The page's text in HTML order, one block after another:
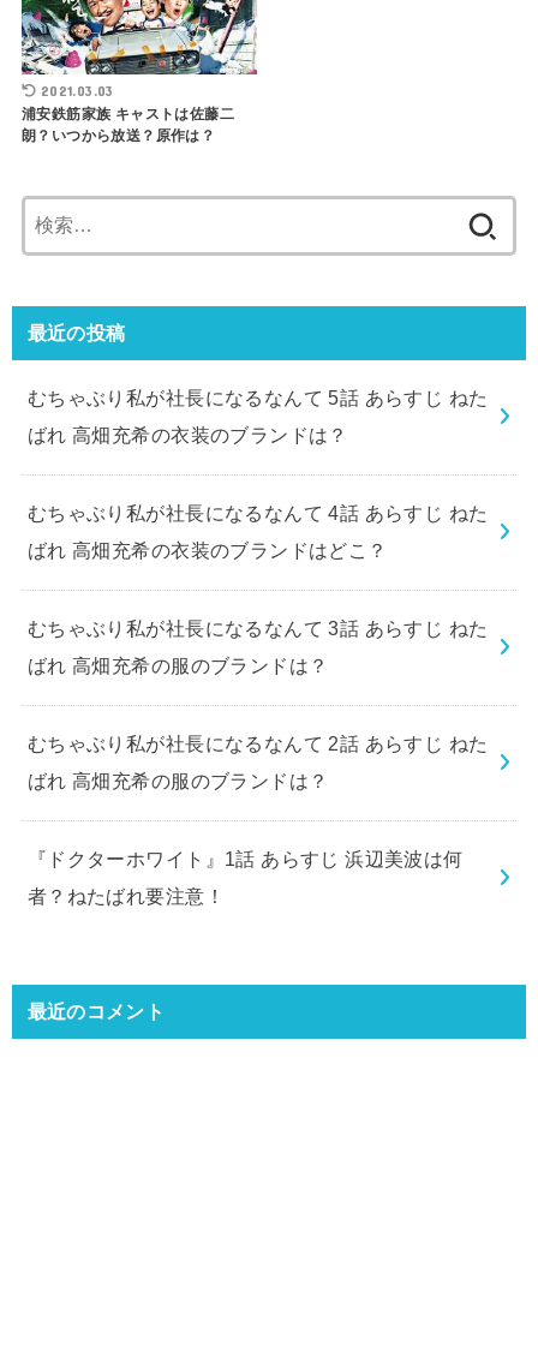
2021.03.03
浦安鉄筋家族 キャストは佐藤二
朗？いつから放送？原作は？
索:
最近の投稿
むちゃぶり私が社長になるなんて 5話 あらすじ ねた
ばれ 高畑充希の衣装のブランドは？
むちゃぶり私が社長になるなんて 4話 あらすじ ねた
ばれ 高畑充希の衣装のブランドはどこ？
むちゃぶり私が社長になるなんて 3話 あらすじ ねた
ばれ 高畑充希の服のブランドは？
むちゃぶり私が社長になるなんて 2話 あらすじ ねた
ばれ 高畑充希の服のブランドは？
『ドクターホワイト』1話 あらすじ 浜辺美波は何
者？ねたばれ要注意！
最近のコメント